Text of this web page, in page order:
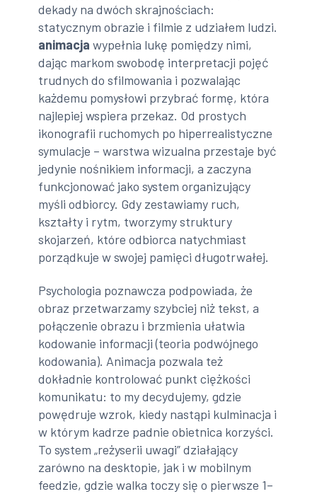
dekady na dwóch skrajnościach:
statycznym obrazie i filmie z udziałem ludzi.
animacja wypełnia lukę pomiędzy nimi,
dając markom swobodę interpretacji pojęć
trudnych do sfilmowania i pozwalając
każdemu pomysłowi przybrać formę, która
najlepiej wspiera przekaz. Od prostych
ikonografii ruchomych po hiperrealistyczne
symulacje – warstwa wizualna przestaje być
jedynie nośnikiem informacji, a zaczyna
funkcjonować jako system organizujący
myśli odbiorcy. Gdy zestawiamy ruch,
kształty i rytm, tworzymy struktury
skojarzeń, które odbiorca natychmiast
porządkuje w swojej pamięci długotrwałej.
Psychologia poznawcza podpowiada, że
obraz przetwarzamy szybciej niż tekst, a
połączenie obrazu i brzmienia ułatwia
kodowanie informacji (teoria podwójnego
kodowania). Animacja pozwala też
dokładnie kontrolować punkt ciężkości
komunikatu: to my decydujemy, gdzie
powędruje wzrok, kiedy nastąpi kulminacja i
w którym kadrze padnie obietnica korzyści.
To system „reżyserii uwagi” działający
zarówno na desktopie, jak i w mobilnym
feedzie, gdzie walka toczy się o pierwsze 1–